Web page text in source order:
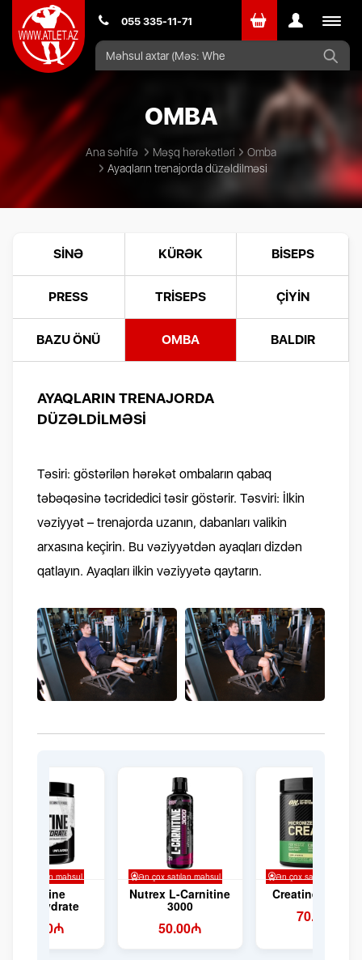
055 335-11-71
Toggle
OMBA
Ana səhifə Məşq hərəkətləri
Omba
Ayaqların trenajorda düzəldilməsi
SINƏ KÜRƏK BISEPS
PRESS TRISEPS ÇIYIN
BAZU ÖNÜ OMBA BALDIR
AYAQLARIN TRENAJORDA
DÜZƏLDİLMƏSİ
Təsiri: göstərilən hərəkət ombaların qabaq
təbəqəsinə təcridedici təsir göstərir. Təsviri: İlkin
vəziyyət – trenajorda uzanın, dabanları valikin
arxasına keçirin. Bu vəziyyətdən ayaqları dizdən
qatlayın. Ayaqları ilkin vəziyyətə qaytarın.